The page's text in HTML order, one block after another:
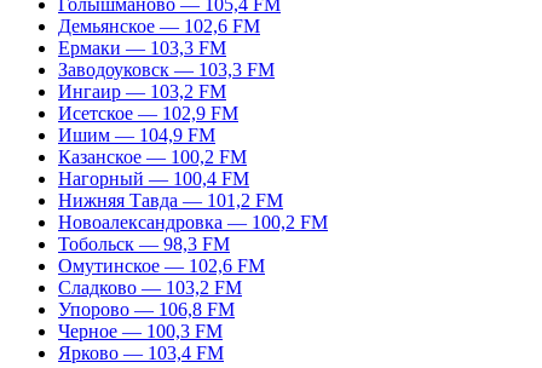
Голышманово — 105,4 FM
Демьянское — 102,6 FM
Ермаки — 103,3 FM
Заводоуковск — 103,3 FM
Ингаир — 103,2 FM
Исетское — 102,9 FM
Ишим — 104,9 FM
Казанское — 100,2 FM
Нагорный — 100,4 FM
Нижняя Тавда — 101,2 FM
Новоалександровка — 100,2 FM
Тобольск — 98,3 FM
Омутинское — 102,6 FM
Сладково — 103,2 FM
Упорово — 106,8 FM
Черное — 100,3 FM
Ярково — 103,4 FM